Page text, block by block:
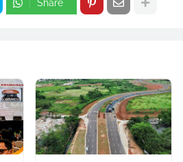
Share